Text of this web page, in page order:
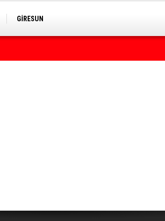
GİRESUN